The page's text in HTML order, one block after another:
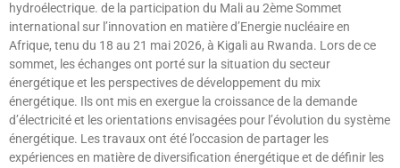
hydroélectrique. de la participation du Mali au 2ème Sommet
international sur l’innovation en matière d’Energie nucléaire en
Afrique, tenu du 18 au 21 mai 2026, à Kigali au Rwanda. Lors de ce
sommet, les échanges ont porté sur la situation du secteur
énergétique et les perspectives de développement du mix
énergétique. Ils ont mis en exergue la croissance de la demande
d’électricité et les orientations envisagées pour l’évolution du système
énergétique. Les travaux ont été l’occasion de partager les
expériences en matière de diversification énergétique et de définir les